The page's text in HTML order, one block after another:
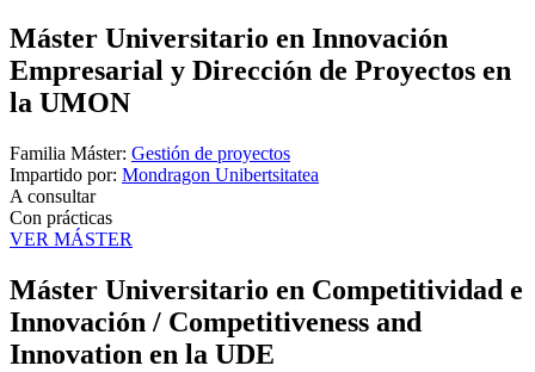
Máster Universitario en Innovación
Empresarial y Dirección de Proyectos en
la UMON
Familia Máster: Gestión de proyectos
Impartido por: Mondragon Unibertsitatea
A consultar
Con prácticas
VER MÁSTER
Máster Universitario en Competitividad e
Innovación / Competitiveness and
Innovation en la UDE